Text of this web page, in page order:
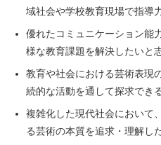
域社会や学校教育現場で指導
優れたコミュニケーション能
様な教育課題を解決したいと
教育や社会における芸術表現
続的な活動を通して探求でき
複雑化した現代社会において
る芸術の本質を追求・理解し